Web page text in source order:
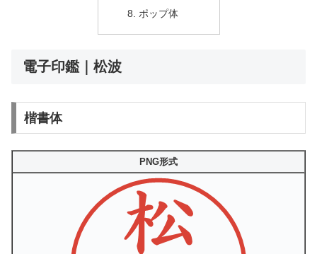
ポップ体
電子印鑑｜松波
楷書体
PNG形式